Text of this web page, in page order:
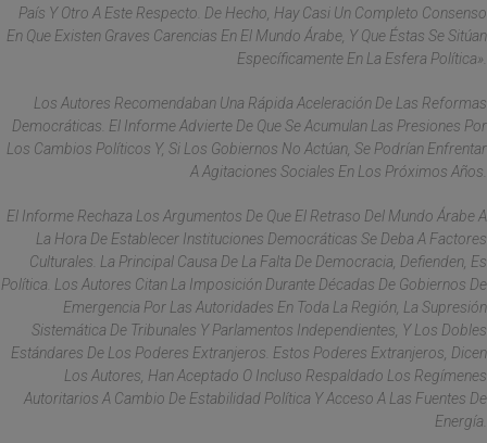
País Y Otro A Este Respecto. De Hecho, Hay Casi Un Completo Consenso
En Que Existen Graves Carencias En El Mundo Árabe, Y Que Éstas Se Sitúan
Específicamente En La Esfera Política».
Los Autores Recomendaban Una Rápida Aceleración De Las Reformas
Democráticas. El Informe Advierte De Que Se Acumulan Las Presiones Por
Los Cambios Políticos Y, Si Los Gobiernos No Actúan, Se Podrían Enfrentar
A Agitaciones Sociales En Los Próximos Años.
El Informe Rechaza Los Argumentos De Que El Retraso Del Mundo Árabe A
La Hora De Establecer Instituciones Democráticas Se Deba A Factores
Culturales. La Principal Causa De La Falta De Democracia, Defienden, Es
Política. Los Autores Citan La Imposición Durante Décadas De Gobiernos De
Emergencia Por Las Autoridades En Toda La Región, La Supresión
Sistemática De Tribunales Y Parlamentos Independientes, Y Los Dobles
Estándares De Los Poderes Extranjeros. Estos Poderes Extranjeros, Dicen
Los Autores, Han Aceptado O Incluso Respaldado Los Regímenes
Autoritarios A Cambio De Estabilidad Política Y Acceso A Las Fuentes De
Energía.